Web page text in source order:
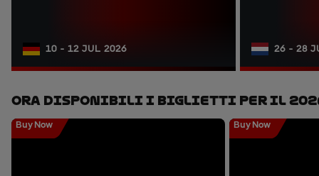
10 - 12 JUL 2026 26 - 28
Ora Disponibili I Biglietti Per Il
Buy Now Buy Now